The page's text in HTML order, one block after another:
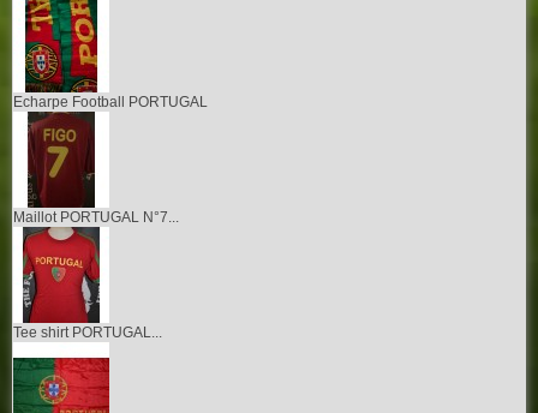
Echarpe Football PORTUGAL
Maillot PORTUGAL N°7...
Tee shirt PORTUGAL...